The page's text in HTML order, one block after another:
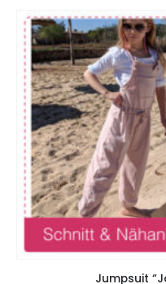
Jumpsuit